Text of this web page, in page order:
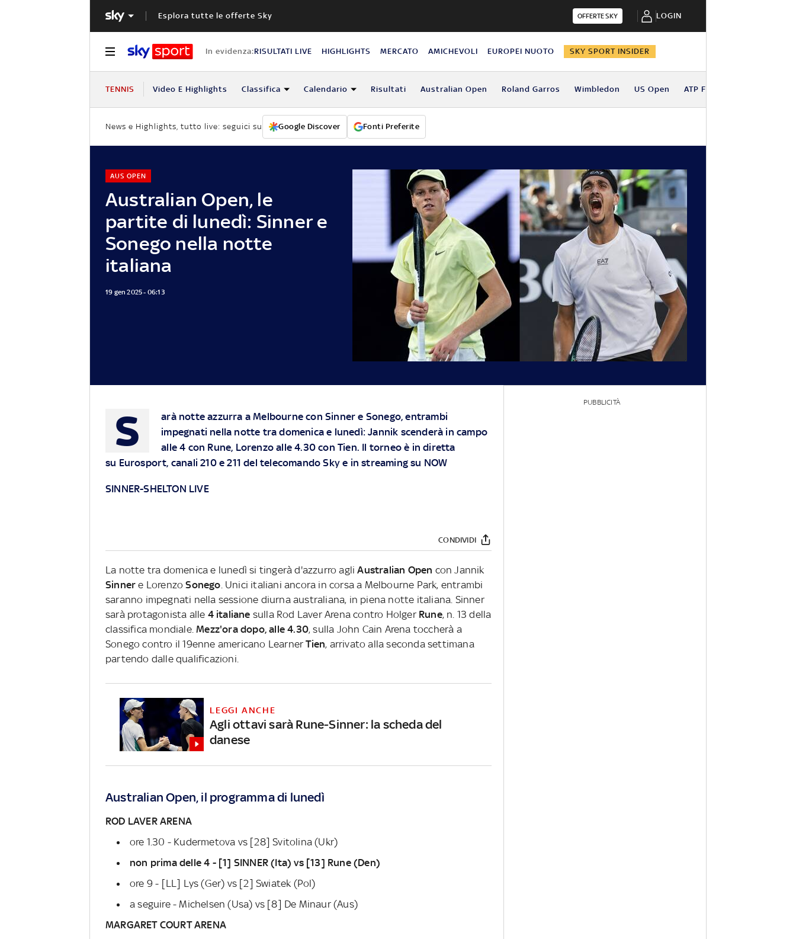
Esplora tutte le offerte Sky OFFERTE SKY LOGIN
In evidenza:RISULTATI LIVE HIGHLIGHTS MERCATO AMICHEVOLI EUROPEI NUOTO SKY SPORT INSIDER
TENNIS Video E Highlights Classifica Calendario Risultati Australian Open Roland Garros Wimbledon US Open ATP Finals
News e Highlights, tutto live: seguici su Google Discover Fonti Preferite
Australian Open, le
partite di lunedì: Sinner e
Sonego nella notte
italiana
AUS OPEN
19 gen 2025 - 06:13
S
arà notte azzurra a Melbourne con Sinner e Sonego, entrambi
impegnati nella notte tra domenica e lunedì: Jannik scenderà in campo
alle 4 con Rune, Lorenzo alle 4.30 con Tien. Il torneo è in diretta
su Eurosport, canali 210 e 211 del telecomandoSky e in streaming su NOW
SINNER-SHELTON LIVE
CONDIVIDI
La notte tra domenica e lunedì si tingerà d'azzurro agliAustralian Open con Jannik
Sinnere LorenzoSonego. Unici italiani ancora in corsa a Melbourne Park, entrambi
saranno impegnati nella sessione diurna australiana, in piena notte italiana. Sinner
sarà protagonista alle 4 italiane sulla Rod Laver Arena contro Holger Rune, n. 13 della
classifica mondiale.Mezz'ora dopo, alle 4.30, sulla John Cain Arena toccherà a
Sonego contro il 19enne americano LearnerTien, arrivato alla seconda settimana
partendo dalle qualificazioni.
LEGGI ANCHE
Agli ottavi sarà Rune-Sinner: la scheda del
danese
Australian Open, il programma di lunedì
ROD LAVER ARENA
ore 1.30 - Kudermetova vs [28] Svitolina (Ukr)
non prima delle 4 - [1] SINNER (Ita) vs [13] Rune (Den)
ore 9 - [LL] Lys (Ger) vs [2] Swiatek (Pol)
a seguire - Michelsen (Usa) vs [8] De Minaur (Aus)
MARGARET COURT ARENA
PUBBLICITÀ